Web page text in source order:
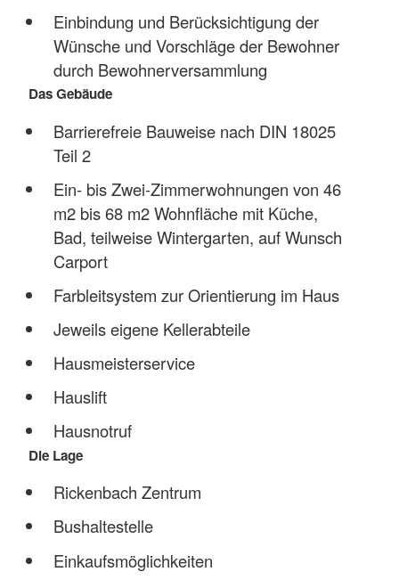
Einbindung und Berücksichtigung der
Wünsche und Vorschläge der Bewohner
durch Bewohnerversammlung
Das Gebäude
Barrierefreie Bauweise nach DIN 18025
Teil 2
Ein- bis Zwei-Zimmerwohnungen von 46
m2 bis 68 m2 Wohnfläche mit Küche,
Bad, teilweise Wintergarten, auf Wunsch
Carport
Farbleitsystem zur Orientierung im Haus
Jeweils eigene Kellerabteile
Hausmeisterservice
Hauslift
Hausnotruf
Die Lage
Rickenbach Zentrum
Bushaltestelle
Einkaufsmöglichkeiten